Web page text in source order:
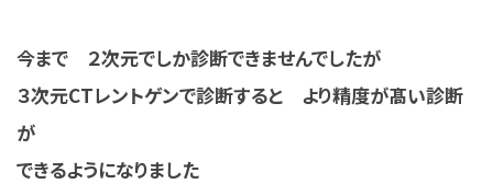
今まで ２次元でしか診断できませんでしたが
３次元CTレントゲンで診断すると より精度が髙い診断
が
できるようになりました